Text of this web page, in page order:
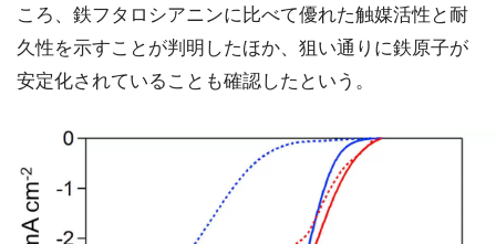
ころ、鉄フタロシアニンに比べて優れた触媒活性と耐
久性を示すことが判明したほか、狙い通りに鉄原子が
安定化されていることも確認したという。